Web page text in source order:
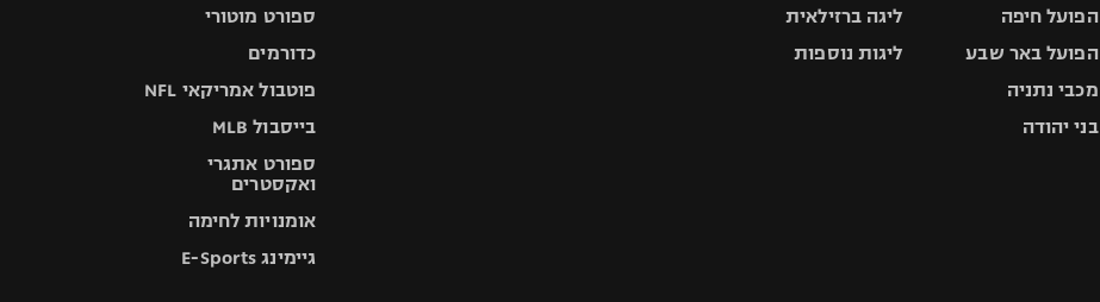
הפועל חיפה
הפועל באר שבע
מכבי נתניה
בני יהודה
ליגה ברזילאית
ליגות נוספות
ספורט מוטורי
כדורמים
פוטבול אמריקאי NFL
בייסבול MLB
ספורט אתגרי
ואקסטרים
אומנויות לחימה
גיימינג E-Sports